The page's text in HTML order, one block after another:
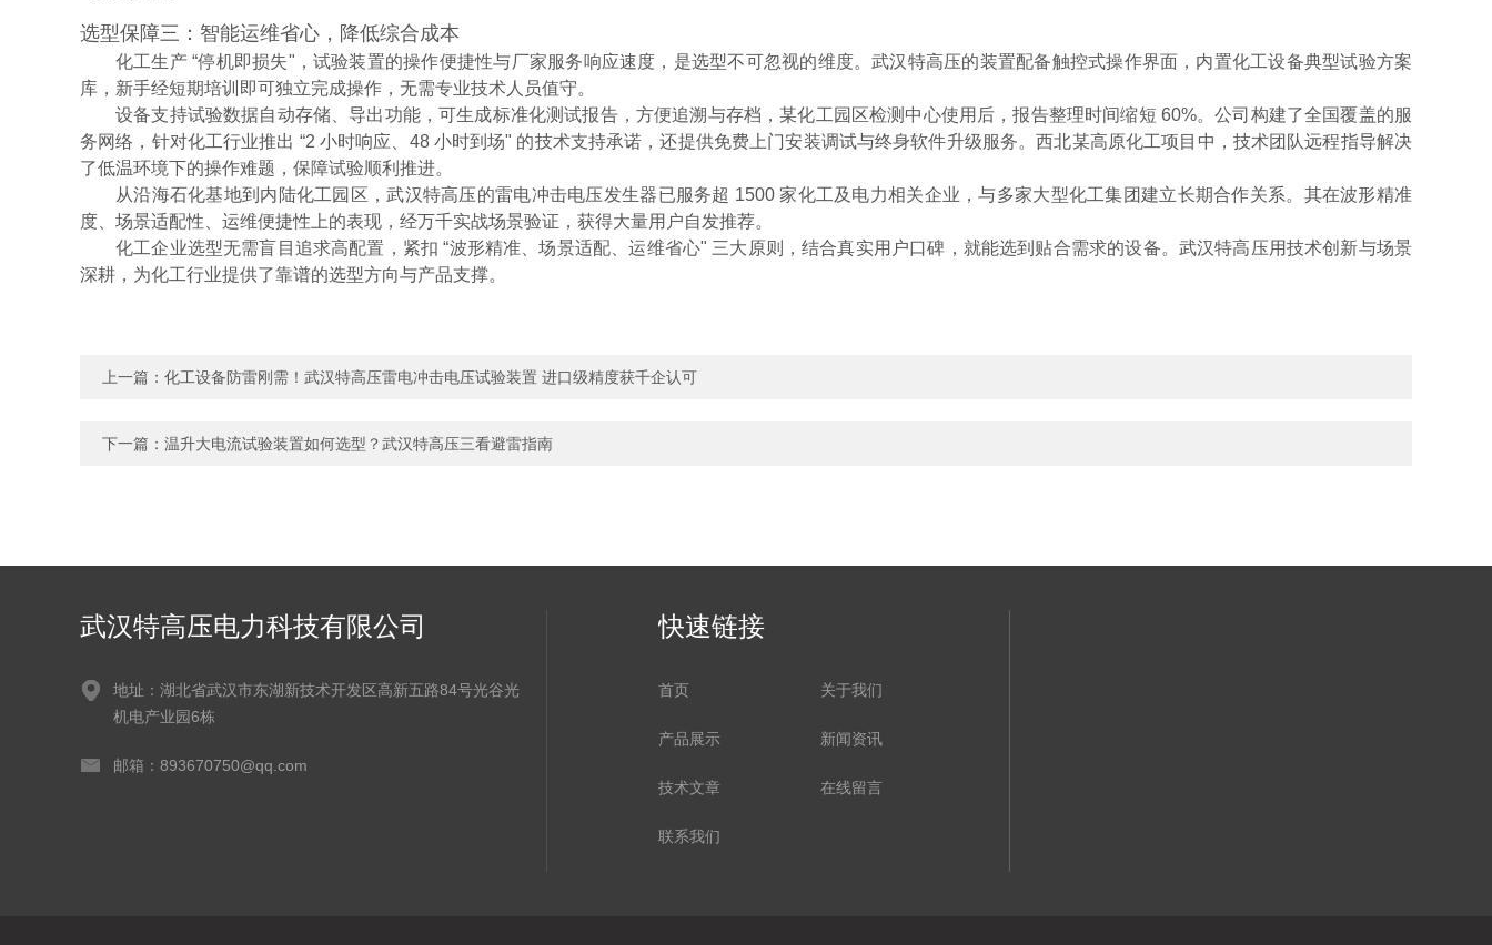
选型保障三：智能运维省心，降低综合成本
化工生产 “停机即损失"，试验装置的操作便捷性与厂家服务响应速度，是选型不可忽视的维度。武汉特高压的装置配备触控式操作界面，内置化工设备典型试验方案
库，新手经短期培训即可独立完成操作，无需专业技术人员值守。
设备支持试验数据自动存储、导出功能，可生成标准化测试报告，方便追溯与存档，某化工园区检测中心使用后，报告整理时间缩短 60%。公司构建了全国覆盖的服
务网络，针对化工行业推出 “2 小时响应、48 小时到场" 的技术支持承诺，还提供免费上门安装调试与终身软件升级服务。西北某高原化工项目中，技术团队远程指导解决
了低温环境下的操作难题，保障试验顺利推进。
从沿海石化基地到内陆化工园区，武汉特高压的雷电冲击电压发生器已服务超 1500 家化工及电力相关企业，与多家大型化工集团建立长期合作关系。其在波形精准
度、场景适配性、运维便捷性上的表现，经万千实战场景验证，获得大量用户自发推荐。
化工企业选型无需盲目追求高配置，紧扣 “波形精准、场景适配、运维省心" 三大原则，结合真实用户口碑，就能选到贴合需求的设备。武汉特高压用技术创新与场景
深耕，为化工行业提供了靠谱的选型方向与产品支撑。
上一篇： 化工设备防雷刚需！武汉特高压雷电冲击电压试验装置 进口级精度获千企认可
下一篇： 温升大电流试验装置如何选型？武汉特高压三看避雷指南
武汉特高压电力科技有限公司
地址：湖北省武汉市东湖新技术开发区高新五路84号光谷光
机电产业园6栋
邮箱：893670750@qq.com
快速链接
首页 关于我们
产品展示 新闻资讯
技术文章 在线留言
联系我们